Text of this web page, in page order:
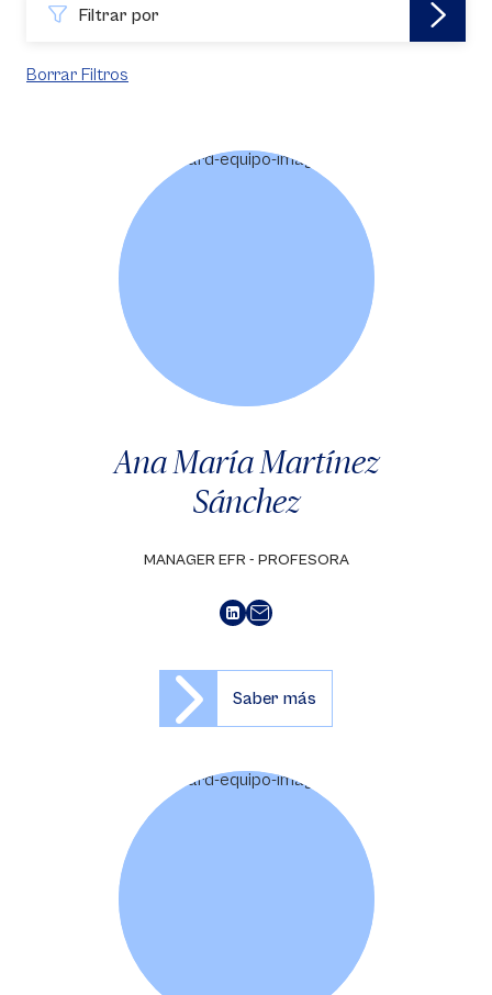
Filtrar por
Borrar Filtros
Ana María Martínez
Sánchez
MANAGER EFR - PROFESORA
Saber más